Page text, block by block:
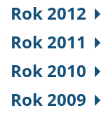
Rok 2012
Rok 2011
Rok 2010
Rok 2009